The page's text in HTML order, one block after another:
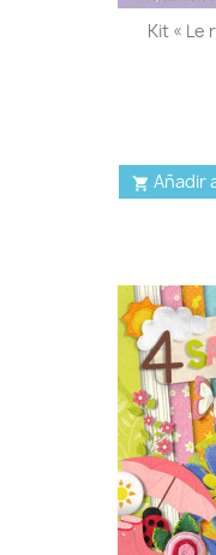
Kit « Le
 Añadir